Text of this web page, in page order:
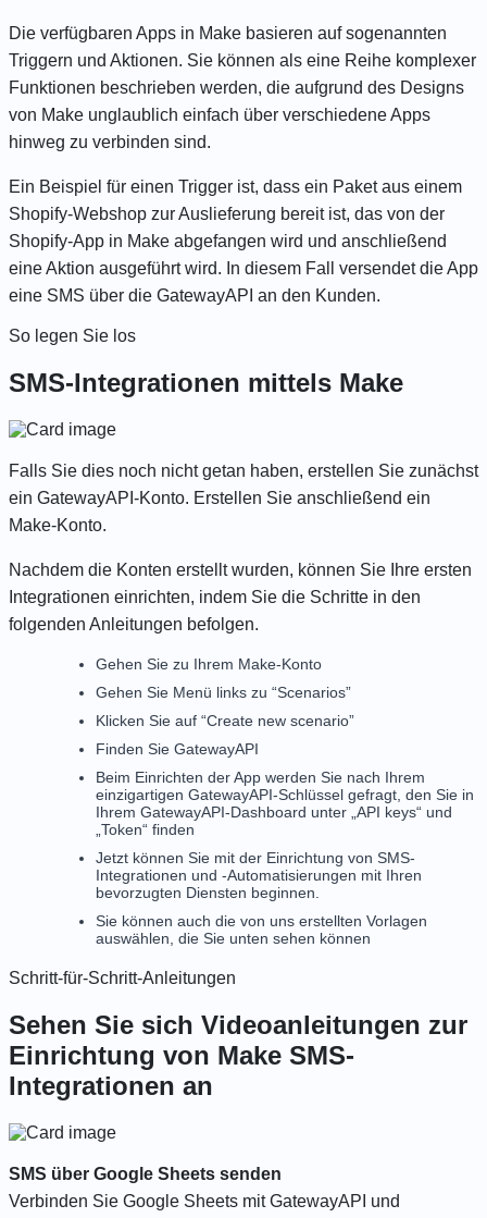
Die verfügbaren Apps in Make basieren auf sogenannten
Triggern und Aktionen. Sie können als eine Reihe komplexer
Funktionen beschrieben werden, die aufgrund des Designs
von Make unglaublich einfach über verschiedene Apps
hinweg zu verbinden sind.
Ein Beispiel für einen Trigger ist, dass ein Paket aus einem
Shopify-Webshop zur Auslieferung bereit ist, das von der
Shopify-App in Make abgefangen wird und anschließend
eine Aktion ausgeführt wird. In diesem Fall versendet die App
eine SMS über die GatewayAPI an den Kunden.
So legen Sie los
SMS-Integrationen mittels Make
Falls Sie dies noch nicht getan haben, erstellen Sie zunächst
ein GatewayAPI-Konto. Erstellen Sie anschließend ein
Make-Konto.
Nachdem die Konten erstellt wurden, können Sie Ihre ersten
Integrationen einrichten, indem Sie die Schritte in den
folgenden Anleitungen befolgen.
Gehen Sie zu Ihrem Make-Konto
Gehen Sie Menü links zu “Scenarios”
Klicken Sie auf “Create new scenario”
Finden Sie GatewayAPI
Beim Einrichten der App werden Sie nach Ihrem
einzigartigen GatewayAPI-Schlüssel gefragt, den Sie in
Ihrem GatewayAPI-Dashboard unter „API keys“ und
„Token“ finden
Jetzt können Sie mit der Einrichtung von SMS-
Integrationen und -Automatisierungen mit Ihren
bevorzugten Diensten beginnen.
Sie können auch die von uns erstellten Vorlagen
auswählen, die Sie unten sehen können
Schritt-für-Schritt-Anleitungen
Sehen Sie sich Videoanleitungen zur
Einrichtung von Make SMS-
Integrationen an
SMS über Google Sheets senden
Verbinden Sie Google Sheets mit GatewayAPI und